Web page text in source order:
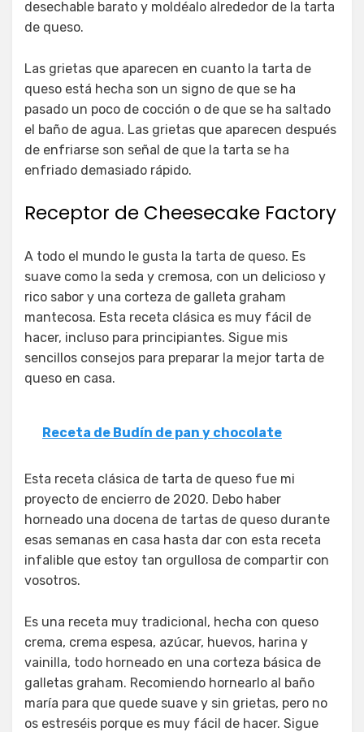
desechable barato y moldéalo alrededor de la tarta
de queso.
Las grietas que aparecen en cuanto la tarta de
queso está hecha son un signo de que se ha
pasado un poco de cocción o de que se ha saltado
el baño de agua. Las grietas que aparecen después
de enfriarse son señal de que la tarta se ha
enfriado demasiado rápido.
Receptor de Cheesecake Factory
A todo el mundo le gusta la tarta de queso. Es
suave como la seda y cremosa, con un delicioso y
rico sabor y una corteza de galleta graham
mantecosa. Esta receta clásica es muy fácil de
hacer, incluso para principiantes. Sigue mis
sencillos consejos para preparar la mejor tarta de
queso en casa.
Receta de Budín de pan y chocolate
Esta receta clásica de tarta de queso fue mi
proyecto de encierro de 2020. Debo haber
horneado una docena de tartas de queso durante
esas semanas en casa hasta dar con esta receta
infalible que estoy tan orgullosa de compartir con
vosotros.
Es una receta muy tradicional, hecha con queso
crema, crema espesa, azúcar, huevos, harina y
vainilla, todo horneado en una corteza básica de
galletas graham. Recomiendo hornearlo al baño
maría para que quede suave y sin grietas, pero no
os estreséis porque es muy fácil de hacer. Sigue